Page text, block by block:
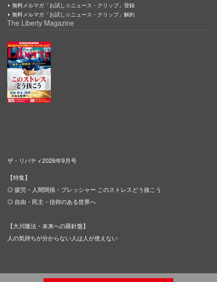
無料メルマガ「お試し☆ニュース・クリップ」登録
無料メルマガ「お試し☆ニュース・クリップ」解約
The Liberty Magazine
ザ・リバティ2026年9月号
【特集】
◎ 疲労・人間関係・プレッシャー このストレスどう抜こう
◎ 自由・民主・信仰のある世界へ
【大川隆法・未来への羅針盤】
人の気持ちが分からない人は人が使えない